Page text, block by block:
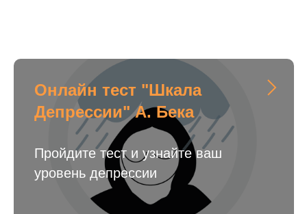
Онлайн тест "Шкала
Депрессии" А. Бека
Пройдите тест и узнайте ваш
уровень депрессии